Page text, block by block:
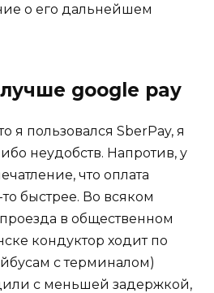
о его дальнейшем
google pay
я пользовался SberPay, я
неудобств. Напротив, у
что оплата
быстрее. Во всяком
в общественном
кондуктор ходит по
с терминалом)
с меньшей задержкой,